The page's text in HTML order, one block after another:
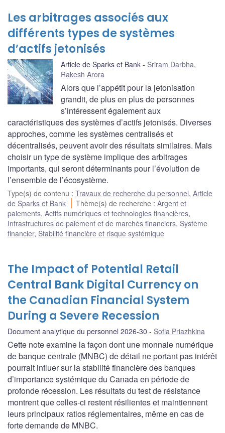
Les arbitrages associés aux
différents types de systèmes
d’actifs jetonisés
Article de Sparks et Bank Sriram Darbha,
Rakesh Arora
Alors que l’appétit pour la jetonisation
grandit, de plus en plus de personnes
s’intéressent également aux
caractéristiques des systèmes d’actifs jetonisés. Diverses
approches, comme les systèmes centralisés et
décentralisés, peuvent avoir des résultats similaires. Mais
choisir un type de système implique des arbitrages
importants, qui seront déterminants pour l’évolution de
l’ensemble de l’écosystème.
Type(s) de contenu : Travaux de recherche du personnel, Article
de Sparks et Bank
Thème(s) de recherche :Argent et
paiements, Actifs numériques et technologies financières,
Infrastructures de paiement et de marchés financiers, Système
financier, Stabilité financière et risque systémique
The Impact of Potential Retail
Central Bank Digital Currency on
the Canadian Financial System
During a Severe Recession
Document analytique du personnel 2026-30 Sofia Priazhkina
Cette note examine la façon dont une monnaie numérique
de banque centrale (MNBC) de détail ne portant pas intérêt
pourrait influer sur la stabilité financière des banques
d’importance systémique du Canada en période de
profonde récession. Les résultats du test de résistance
montrent que celles-ci restent résilientes et maintiennent
leurs principaux ratios réglementaires, même en cas de
forte demande de MNBC.